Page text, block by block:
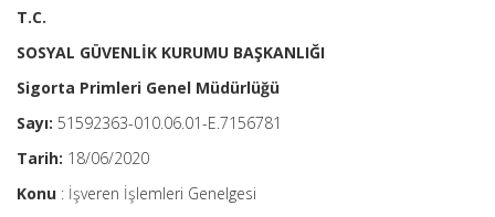
T.C.
SOSYAL GÜVENLİK KURUMU BAŞKANLIĞI
Sigorta Primleri Genel Müdürlüğü
Sayı: 51592363-010.06.01-E.7156781
Tarih: 18/06/2020
Konu : İşveren İşlemleri Genelgesi